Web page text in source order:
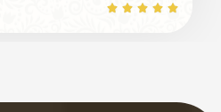




